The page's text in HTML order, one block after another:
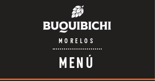
MORELOS
MENÚ